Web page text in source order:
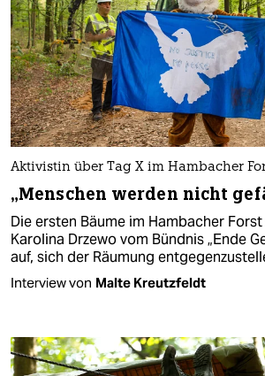
Aktivistin über Tag X im Hambacher
„Menschen werden nicht
Die ersten Bäume im Hambacher
Karolina Drzewo vom Bündnis „Ende
auf, sich der Räumung
Interview von Malte Kreutzfeldt